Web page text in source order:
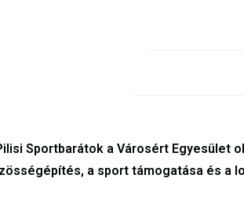
Sportbarátok a Városért Egyesület
a sport támogatása és a